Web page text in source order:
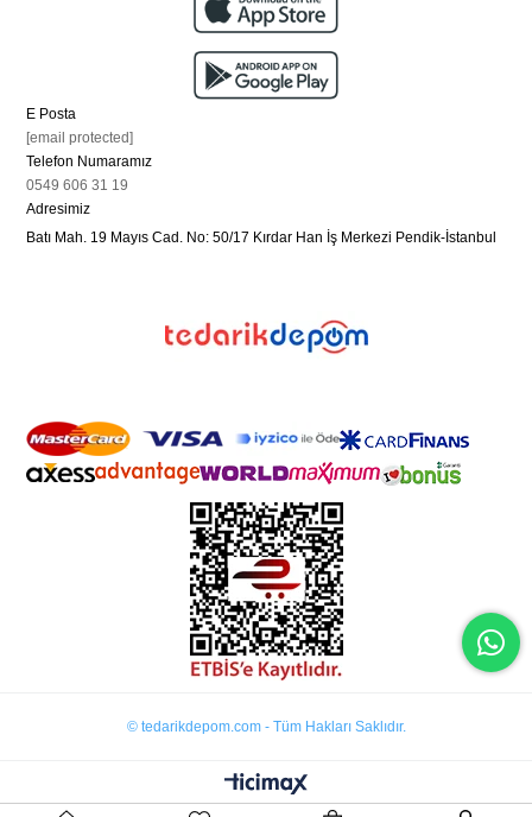
E Posta
[email protected]
Telefon Numaramız
0549 606 31 19
Adresimiz
Batı Mah. 19 Mayıs Cad. No: 50/17 Kırdar Han İş Merkezi Pendik-İstanbul
© tedarikdepom.com - Tüm Hakları Saklıdır.